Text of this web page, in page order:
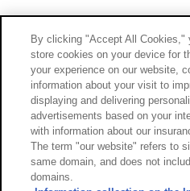
By clicking "Accept All Cookies,"
store cookies on your device for
your experience on our website,
information about your visit to
displaying and delivering
advertisements based on your
with information about our
The term "our website" refers to
same domain, and does not
domains.